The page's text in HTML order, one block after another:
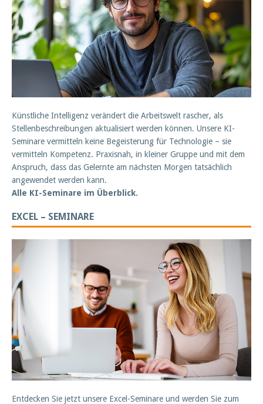
Künstliche Intelligenz verändert die Arbeitswelt rascher, als
Stellenbeschreibungen aktualisiert werden können. Unsere KI-
Seminare vermitteln keine Begeisterung für Technologie – sie
vermitteln Kompetenz. Praxisnah, in kleiner Gruppe und mit dem
Anspruch, dass das Gelernte am nächsten Morgen tatsächlich
angewendet werden kann.
Alle KI-Seminare im Überblick.
EXCEL – SEMINARE
Entdecken Sie jetzt unsere Excel-Seminare und werden Sie zum